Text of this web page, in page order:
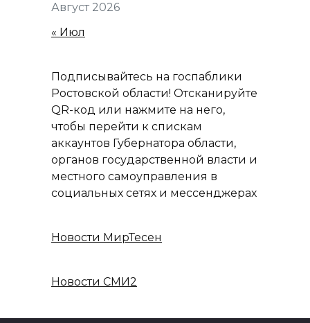
Август 2026
« Июл
Подписывайтесь на госпаблики
Ростовской области! Отсканируйте
QR-код или нажмите на него,
чтобы перейти к спискам
аккаунтов Губернатора области,
органов государственной власти и
местного самоуправления в
социальных сетях и мессенджерах
Новости МирТесен
Новости СМИ2